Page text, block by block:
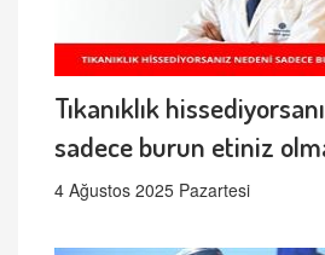
Tıkanıklık
sadece burun etiniz
4 Ağustos 2025 Pazartesi